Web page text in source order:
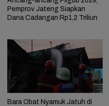
Pemprov Jateng Siapkan
Dana Cadangan Rp1,2 Triliun
Bara Obat Nyamuk Jatuh di